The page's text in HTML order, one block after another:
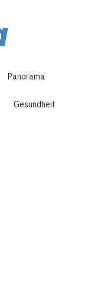
Panorama
Gesundheit